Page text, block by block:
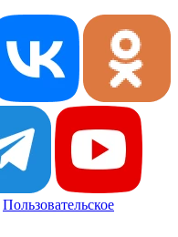
Пользовательское